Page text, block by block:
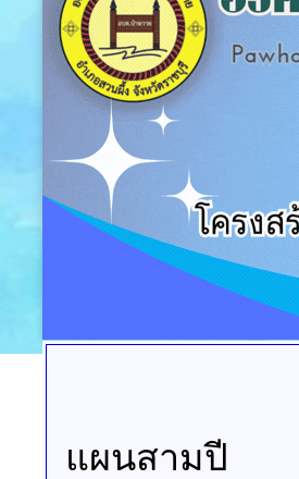
แผนสามปี